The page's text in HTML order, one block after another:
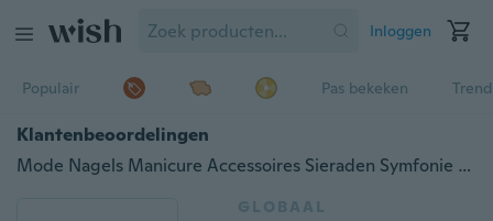
Inloggen
Populair Pas bekeken
Klantenbeoordelingen
Mode Nagels Manicure Accessoires Sieraden Symfonie Boor & Platte Boor & Elf Kralen & Edelstenen 4cm Zwarte doos 12 Optioneel
GLOBAAL